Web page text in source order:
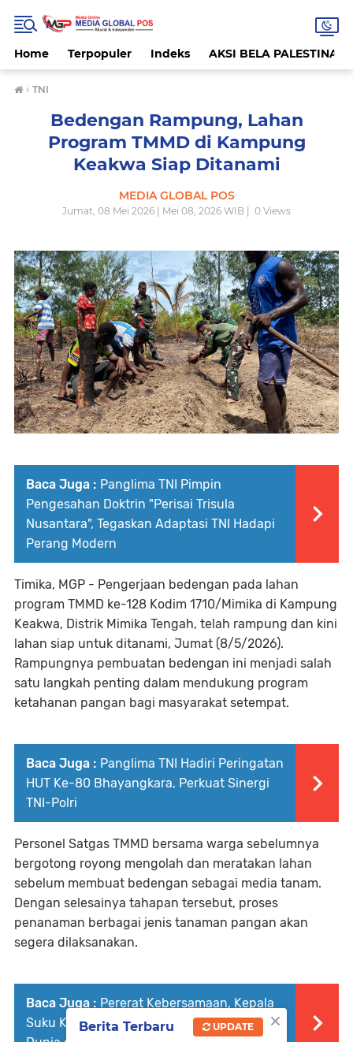
Home Terpopuler Indeks AKSI BELA PALESTINA
› TNI
Bedengan Rampung, Lahan
Program TMMD di Kampung
Keakwa Siap Ditanami
MEDIA GLOBAL POS
Jumat, 08 Mei 2026 | Mei 08, 2026 WIB | 0 Views
Baca Juga : Panglima TNI Pimpin
Pengesahan Doktrin "Perisai Trisula
Nusantara", Tegaskan Adaptasi TNI Hadapi
Perang Modern
Timika, MGP - Pengerjaan bedengan pada lahan
program TMMD ke-128 Kodim 1710/Mimika di Kampung
Keakwa, Distrik Mimika Tengah, telah rampung dan kini
lahan siap untuk ditanami, Jumat (8/5/2026).
Rampungnya pembuatan bedengan ini menjadi salah
satu langkah penting dalam mendukung program
ketahanan pangan bagi masyarakat setempat.
Baca Juga : Panglima TNI Hadiri Peringatan
HUT Ke-80 Bhayangkara, Perkuat Sinergi
TNI-Polri
Personel Satgas TMMD bersama warga sebelumnya
bergotong royong mengolah dan meratakan lahan
sebelum membuat bedengan sebagai media tanam.
Dengan selesainya tahapan tersebut, proses
penanaman berbagai jenis tanaman pangan akan
segera dilaksanakan.
Baca Juga : Pererat Kebersamaan, Kepala
Suku Kampung Suskun Gelar Nobar Piala ×
Berita Terbaru UPDATE